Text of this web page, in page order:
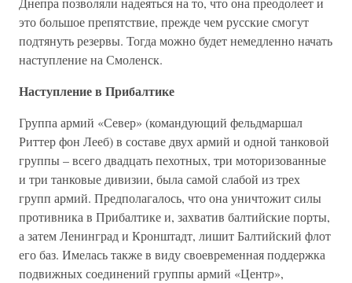
это большое препятствие, прежде чем русские смогут
подтянуть резервы. Тогда можно будет немедленно начать
наступление на Смоленск.
Наступление в Прибалтике
Группа армий «Север» (командующий фельдмаршал
Риттер фон Лееб) в составе двух армий и одной танковой
группы – всего двадцать пехотных, три моторизованные
и три танковые дивизии, была самой слабой из трех
групп армий. Предполагалось, что она уничтожит силы
противника в Прибалтике и, захватив балтийские порты,
а затем Ленинград и Кронштадт, лишит Балтийский флот
его баз. Имелась также в виду своевременная поддержка
подвижных соединений группы армий «Центр»,